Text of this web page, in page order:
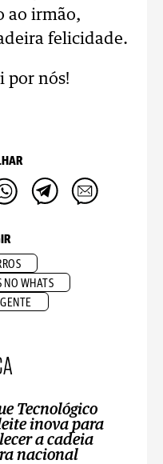
ao irmão,
felicidade.
por nós!
NO WHATS
Tecnológico
inova para
a cadeia
nacional